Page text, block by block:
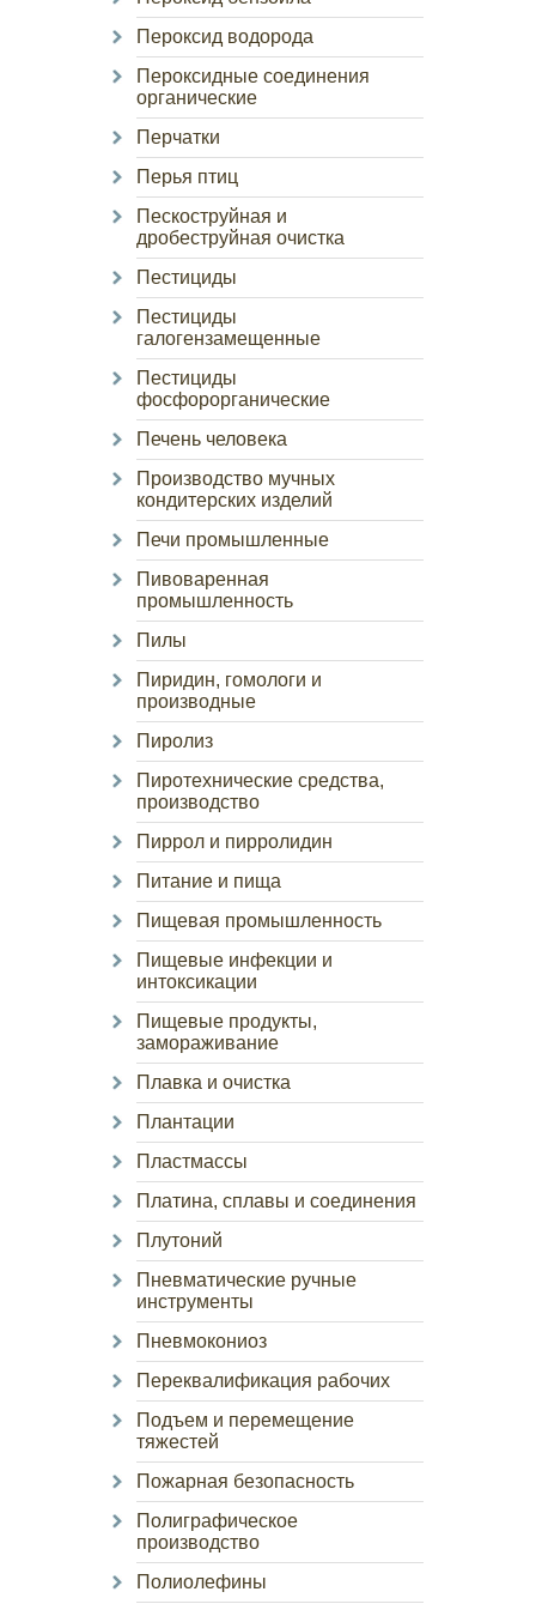
Пероксид водорода
Пероксидные соединения
органические
Перчатки
Перья птиц
Пескоструйная и
дробеструйная очистка
Пестициды
Пестициды
галогензамещенные
Пестициды
фосфорорганические
Печень человека
Производство мучных
кондитерских изделий
Печи промышленные
Пивоваренная
промышленность
Пилы
Пиридин, гомологи и
производные
Пиролиз
Пиротехнические средства,
производство
Пиррол и пирролидин
Питание и пища
Пищевая промышленность
Пищевые инфекции и
интоксикации
Пищевые продукты,
замораживание
Плавка и очистка
Плантации
Пластмассы
Платина, сплавы и соединения
Плутоний
Пневматические ручные
инструменты
Пневмокониоз
Переквалификация рабочих
Подъем и перемещение
тяжестей
Пожарная безопасность
Полиграфическое
производство
Полиолефины